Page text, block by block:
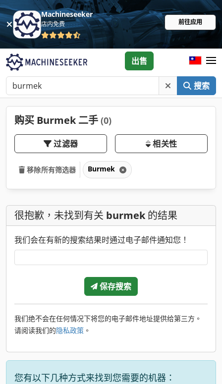
Machineseeker
店内免费 前往应用
搜索
出售
购买 Burmek 二手 (0)
过滤器 相关性
移除所有筛选器 Burmek
很抱歉，未找到有关 burmek 的结果
我们会在有新的搜索结果时通过电子邮件通知您！
保存搜索
我们绝不会在任何情况下将您的电子邮件地址提供给第三方。
请阅读我们的隐私政策 。
您有以下几种方式来找到您需要的机器：